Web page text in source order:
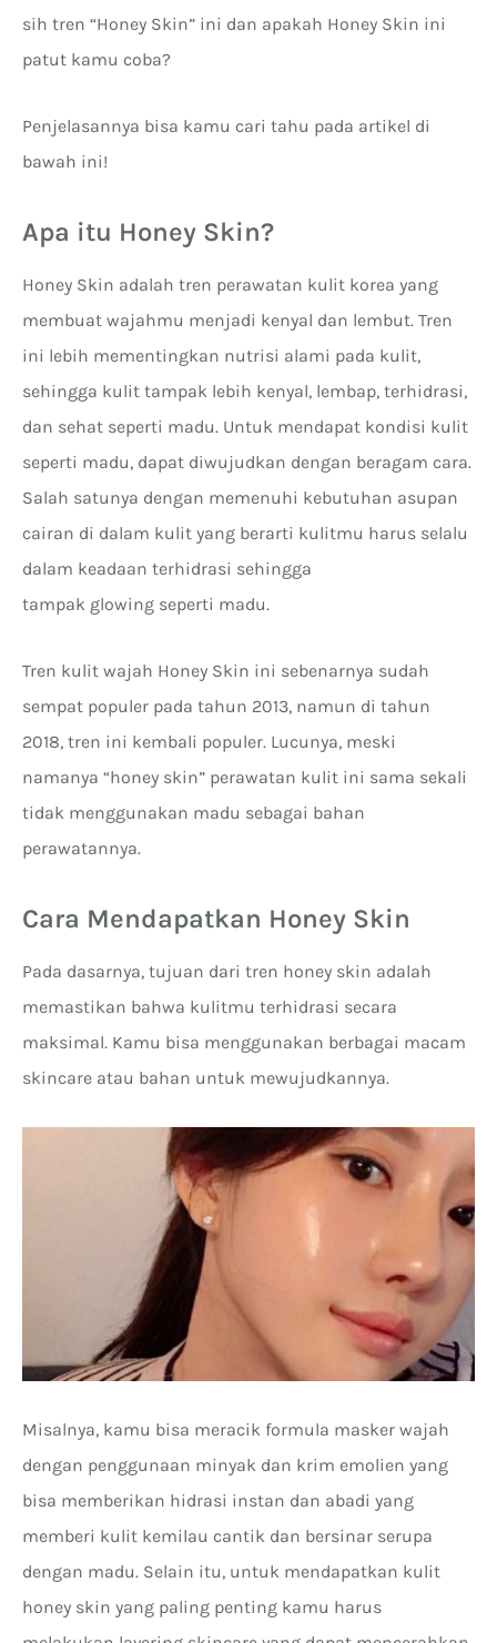
sih tren “Honey Skin” ini dan apakah Honey Skin ini
patut kamu coba?
Penjelasannya bisa kamu cari tahu pada artikel di
bawah ini!
Apa itu Honey Skin?
Honey Skin adalah tren perawatan kulit korea yang
membuat wajahmu menjadi kenyal dan lembut. Tren
ini lebih mementingkan nutrisi alami pada kulit,
sehingga kulit tampak lebih kenyal, lembap, terhidrasi,
dan sehat seperti madu. Untuk mendapat kondisi kulit
seperti madu, dapat diwujudkan dengan beragam cara.
Salah satunya dengan memenuhi kebutuhan asupan
cairan di dalam kulit yang berarti kulitmu harus selalu
dalam keadaan terhidrasi sehingga
tampak glowing seperti madu.
Tren kulit wajah Honey Skin ini sebenarnya sudah
sempat populer pada tahun 2013, namun di tahun
2018, tren ini kembali populer. Lucunya, meski
namanya “honey skin” perawatan kulit ini sama sekali
tidak menggunakan madu sebagai bahan
perawatannya.
Cara Mendapatkan Honey Skin
Pada dasarnya, tujuan dari tren honey skin adalah
memastikan bahwa kulitmu terhidrasi secara
maksimal. Kamu bisa menggunakan berbagai macam
skincare atau bahan untuk mewujudkannya.
Misalnya, kamu bisa meracik formula masker wajah
dengan penggunaan minyak dan krim emolien yang
bisa memberikan hidrasi instan dan abadi yang
memberi kulit kemilau cantik dan bersinar serupa
dengan madu. Selain itu, untuk mendapatkan kulit
honey skin yang paling penting kamu harus